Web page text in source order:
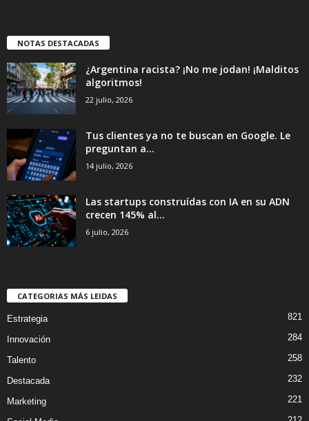
NOTAS DESTACADAS
¿Argentina racista? ¡No me jodan! ¡Malditos
algoritmos!
22 julio, 2026
Tus clientes ya no te buscan en Google. Le
preguntan a...
14 julio, 2026
Las startups construídas con IA en su ADN
crecen 145% al...
6 julio, 2026
CATEGORIAS MÁS LEIDAS
Estrategia 821
Innovación 284
Talento 258
Destacada 232
Marketing 221